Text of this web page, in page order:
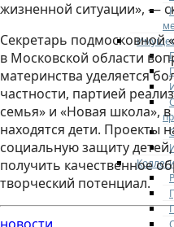
жизненной ситуации», —
Секретарь подмосковной
в Московской области
материнства уделяется
частности, партией
семья» и «Новая школа»,
находятся дети. Проекты
социальную защиту
получить качественное
творческий потенциал.